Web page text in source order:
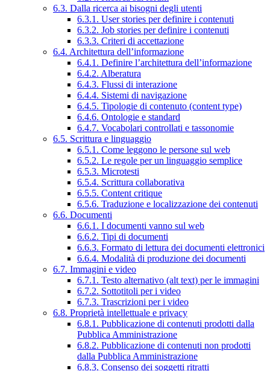
6.3. Dalla ricerca ai bisogni degli utenti
6.3.1. User stories per definire i contenuti
6.3.2. Job stories per definire i contenuti
6.3.3. Criteri di accettazione
6.4. Architettura dell’informazione
6.4.1. Definire l’architettura dell’informazione
6.4.2. Alberatura
6.4.3. Flussi di interazione
6.4.4. Sistemi di navigazione
6.4.5. Tipologie di contenuto (content type)
6.4.6. Ontologie e standard
6.4.7. Vocabolari controllati e tassonomie
6.5. Scrittura e linguaggio
6.5.1. Come leggono le persone sul web
6.5.2. Le regole per un linguaggio semplice
6.5.3. Microtesti
6.5.4. Scrittura collaborativa
6.5.5. Content critique
6.5.6. Traduzione e localizzazione dei contenuti
6.6. Documenti
6.6.1. I documenti vanno sul web
6.6.2. Tipi di documenti
6.6.3. Formato di lettura dei documenti elettronici
6.6.4. Modalità di produzione dei documenti
6.7. Immagini e video
6.7.1. Testo alternativo (alt text) per le immagini
6.7.2. Sottotitoli per i video
6.7.3. Trascrizioni per i video
6.8. Proprietà intellettuale e privacy
6.8.1. Pubblicazione di contenuti prodotti dalla
Pubblica Amministrazione
6.8.2. Pubblicazione di contenuti non prodotti
dalla Pubblica Amministrazione
6.8.3. Consenso dei soggetti ritratti